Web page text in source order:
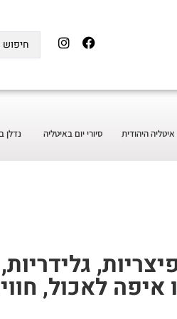
איטליה היהודית סיורי יום באיטליה נדלן
לאכול,